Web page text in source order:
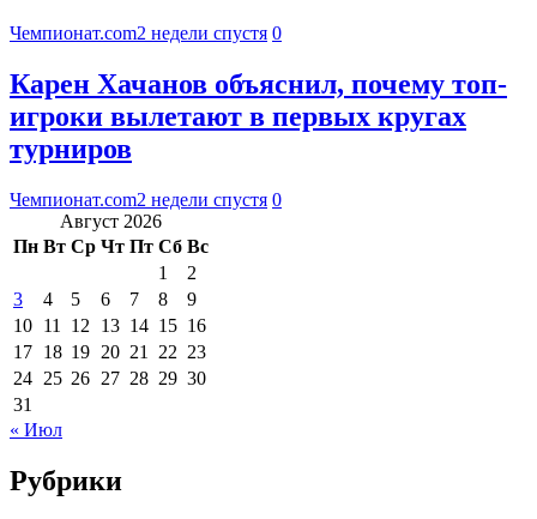
Чемпионат.com2 недели спустя 0
Карен Хачанов объяснил, почему топ-
игроки вылетают в первых кругах
турниров
Чемпионат.com2 недели спустя 0
Август 2026
Пн Вт Ср Чт Пт Сб Вс
1
2
3
4 5 6 7 8
9
10 11 12 13 14 15 16
17 18 19 20 21 22 23
24 25 26 27 28 29 30
31
« Июл
Рубрики